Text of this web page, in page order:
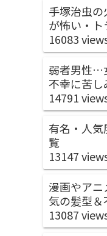
手塚治虫
が怖い・
16083
弱者男性…
不幸に苦し
14791
有名・人
覧
13147
漫画やア
気の髪型
13087